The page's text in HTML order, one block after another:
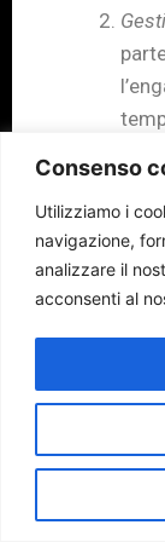
Consenso
Utilizziamo i
navigazione,
analizzare il
acconsenti al
alle
e
e